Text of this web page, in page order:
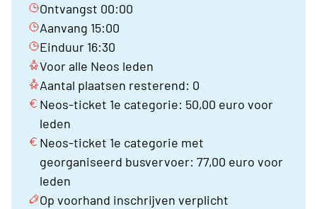
Ontvangst 00:00
Aanvang 15:00
Einduur 16:30
Voor alle Neos leden
Aantal plaatsen resterend: 0
Neos-ticket 1e categorie: 50,00 euro voor
leden
Neos-ticket 1e categorie met
georganiseerd busvervoer: 77,00 euro voor
leden
Op voorhand inschrijven verplicht